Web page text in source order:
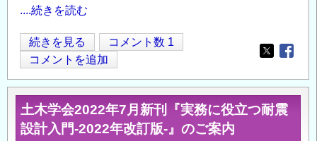
....続きを読む
第
19
回
ジ
オ
テ
続きを見る
コメント数 1
コメントを追加
Opens in
土木学会2022年7月新刊『実務に役立つ耐震
設計入門-2022年改訂版-』のご案内